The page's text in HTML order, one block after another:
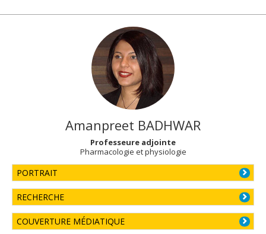
Amanpreet BADHWAR
Professeure adjointe
Pharmacologie et physiologie
PORTRAIT
RECHERCHE
COUVERTURE MÉDIATIQUE